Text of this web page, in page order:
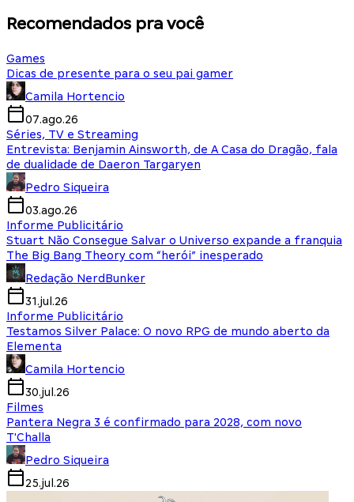
Recomendados pra você
Games
Dicas de presente para o seu pai gamer
Camila Hortencio
07.ago.26
Séries, TV e Streaming
Entrevista: Benjamin Ainsworth, de A Casa do Dragão, fala
de dualidade de Daeron Targaryen
Pedro Siqueira
03.ago.26
Informe Publicitário
Stuart Não Consegue Salvar o Universo expande a franquia
The Big Bang Theory com “herói” inesperado
Redação NerdBunker
31.jul.26
Informe Publicitário
Testamos Silver Palace: O novo RPG de mundo aberto da
Elementa
Camila Hortencio
30.jul.26
Filmes
Pantera Negra 3 é confirmado para 2028, com novo
T'Challa
Pedro Siqueira
25.jul.26